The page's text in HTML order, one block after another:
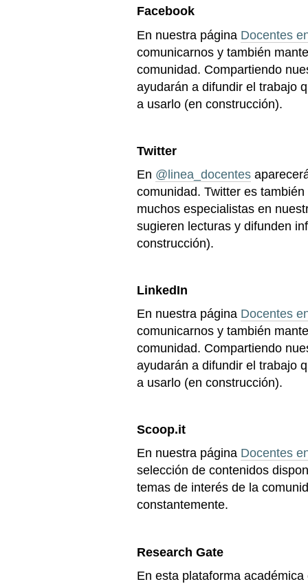
Facebook
En nuestra página Docentes
comunicarnos y también
comunidad. Compartiendo
ayudarán a difundir el trabajo
a usarlo (en construcción).
Twitter
En @linea_docentes
comunidad. Twitter es
muchos especialistas en
sugieren lecturas y difunden
construcción).
LinkedIn
En nuestra página Docentes
comunicarnos y también
comunidad. Compartiendo
ayudarán a difundir el trabajo
a usarlo (en construcción).
Scoop.it
En nuestra página Docentes
selección de contenidos
temas de interés de la
constantemente.
Research Gate
En esta plataforma